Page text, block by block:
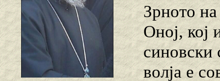
Зрното
Оној, кој
синовски
волја е